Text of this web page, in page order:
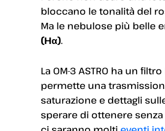
bloccano le tonalità del
Ma le nebulose più belle
(Hα).
La OM-3 ASTRO ha un
permette una
saturazione e dettagli
sperare di ottenere